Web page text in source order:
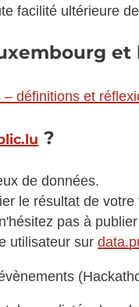
facilité ultérieure
et
définitions et
?
de données.
le résultat de
pas à
utilisateur sur